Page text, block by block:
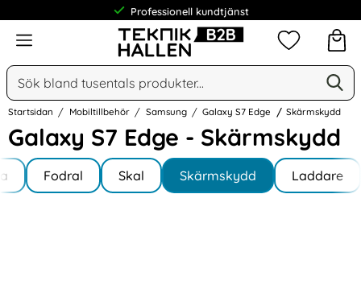
Professionell kundtjänst
Meny
Sök
Sök på Narse Group AB
Mina
Startsidan Mobiltillbehör Samsung Galaxy S7 Edge Skärmskydd
Galaxy S7 Edge - Skärmskydd
Hoppa
till
produkter
Underkategorier
S7 EdgeFodral Skal Skärmskydd Laddare